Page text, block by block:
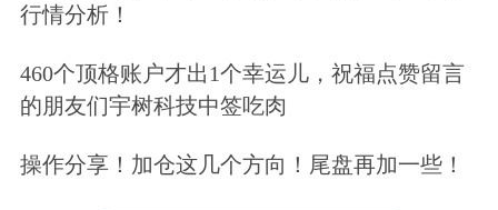
行情分析！
460个顶格账户才出1个幸运儿，祝福点赞留言
的朋友们宇树科技中签吃肉
操作分享！加仓这几个方向！尾盘再加一些！